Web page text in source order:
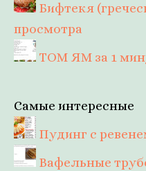
Бифтекя
просмотра
ТОМ ЯМ за 1
Самые интересные
Пудинг с
Вафельные